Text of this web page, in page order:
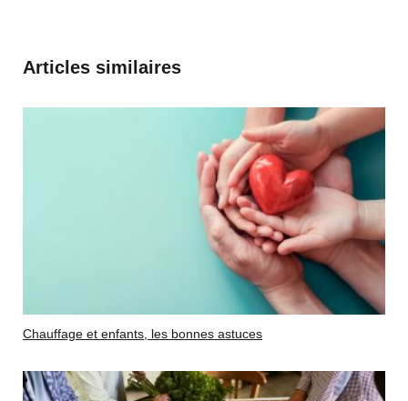
Articles similaires
Chauffage et enfants, les bonnes astuces